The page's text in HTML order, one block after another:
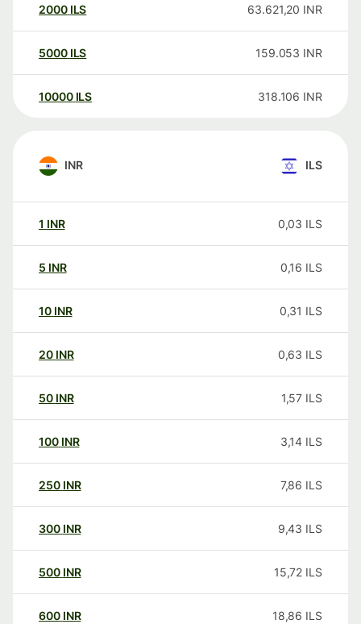
2000 ILS 63.621,20 INR
5000 ILS 159.053 INR
10000 ILS 318.106 INR
INR ILS
1 INR 0,03 ILS
5 INR 0,16 ILS
10 INR 0,31 ILS
20 INR 0,63 ILS
50 INR 1,57 ILS
100 INR 3,14 ILS
250 INR 7,86 ILS
300 INR 9,43 ILS
500 INR 15,72 ILS
600 INR 18,86 ILS